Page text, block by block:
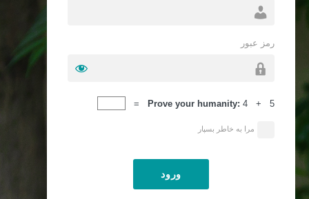
ورود
رمز عبور
Prove your humanity: 4 + 5 =
مرا به خاطر بسپار